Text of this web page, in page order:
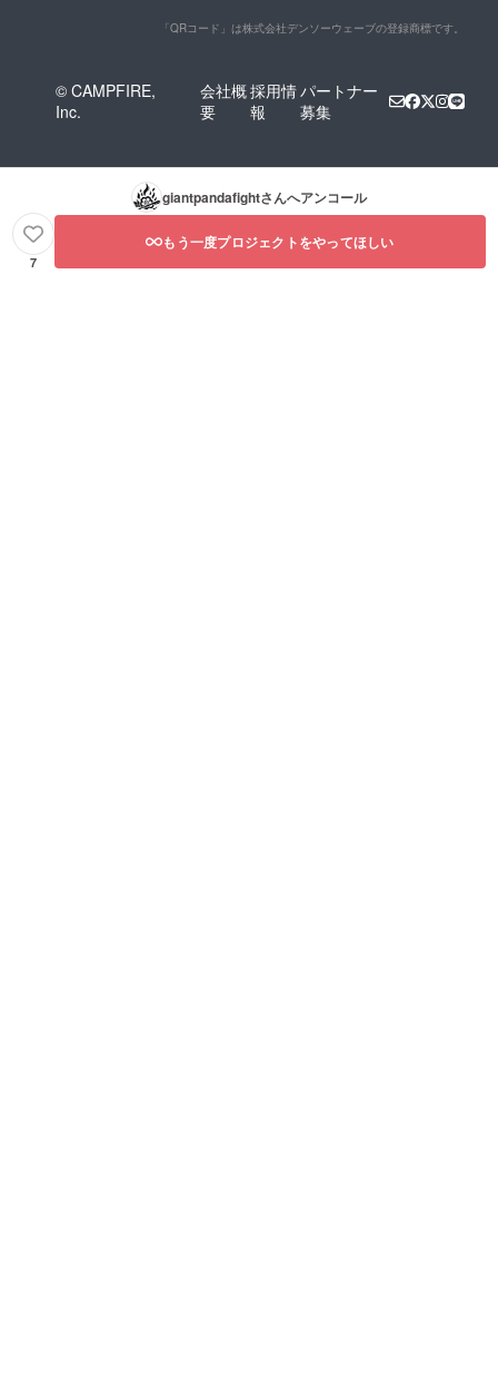
「QRコード」は株式会社デンソーウェーブの登録商標です。
© CAMPFIRE,
Inc.
会社概
要
採用情
報
パートナー
募集
giantpandafightさんへアンコール
7
もう一度プロジェクトをやってほしい